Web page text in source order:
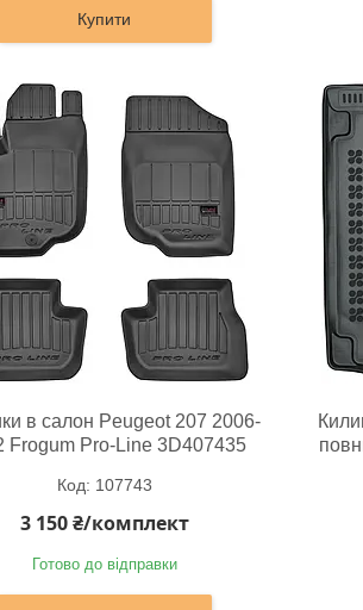
Купити
в салон Peugeot 207 2006-
Frogum Pro-Line 3D407435
107743
3 150 ₴/комплект
Готово до відправки